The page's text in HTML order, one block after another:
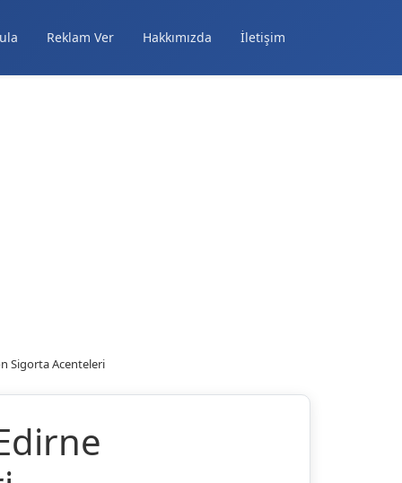
Reklam Ver Hakkımızda İletişim
Sigorta Acenteleri